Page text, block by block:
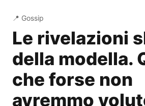
📍 Gossip
Le rivelazioni
della modella.
che forse non
avremmo